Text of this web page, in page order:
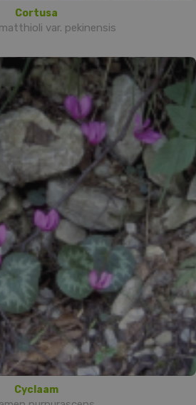
Cortusa
var. pekinensis
Cyclaam